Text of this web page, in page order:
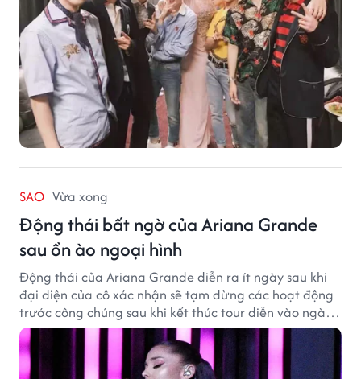
SAO Vừa xong
Động thái bất ngờ của Ariana Grande
sau ồn ào ngoại hình
Động thái của Ariana Grande diễn ra ít ngày sau khi
đại diện của cô xác nhận sẽ tạm dừng các hoạt động
trước công chúng sau khi kết thúc tour diễn vào ngày
1/9.